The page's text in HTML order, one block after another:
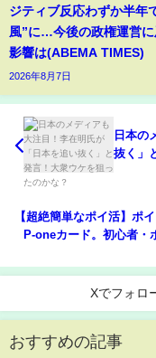
ジティブ反応わずか半年
風”に…今後の政権運営に
影響は(ABEMA TIMES)
2026年8月7日
日本の
抜く」
【超絶簡単なポイ活】ポ
P-oneカード。初心者・
Xでフォロ
おすすめの記事